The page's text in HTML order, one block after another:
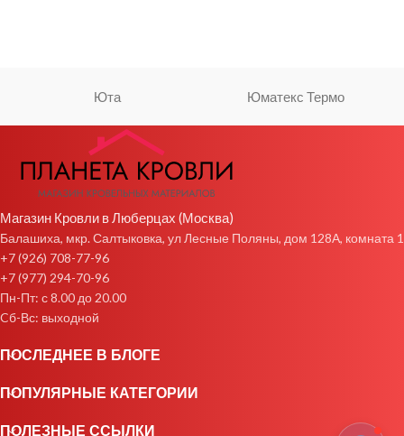
Юта Юматекс Термо
Магазин Кровли в Люберцах (Москва)
Балашиха, мкр. Салтыковка, ул Лесные Поляны, дом 128А, комната 1
+7 (926) 708-77-96
+7 (977) 294-70-96
Пн-Пт: с 8.00 до 20.00
Cб-Вс: выходной
ПОСЛЕДНЕЕ В БЛОГЕ
ПОПУЛЯРНЫЕ КАТЕГОРИИ
ПОЛЕЗНЫЕ ССЫЛКИ